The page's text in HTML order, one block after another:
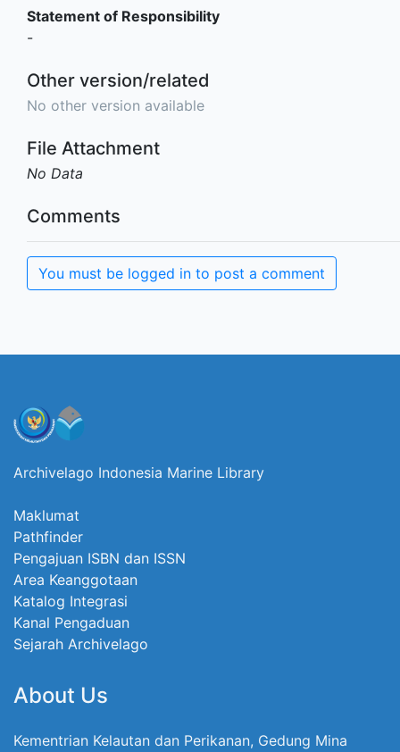
Statement of Responsibility
-
Other version/related
No other version available
File Attachment
No Data
Comments
You must be logged in to post a comment
Archivelago Indonesia Marine Library
Maklumat
Pathfinder
Pengajuan ISBN dan ISSN
Area Keanggotaan
Katalog Integrasi
Kanal Pengaduan
Sejarah Archivelago
About Us
Kementrian Kelautan dan Perikanan, Gedung Mina